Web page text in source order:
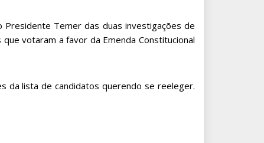
Temer das duas investigações de
votaram a favor da Emenda Constitucional
da lista de candidatos querendo se reeleger.